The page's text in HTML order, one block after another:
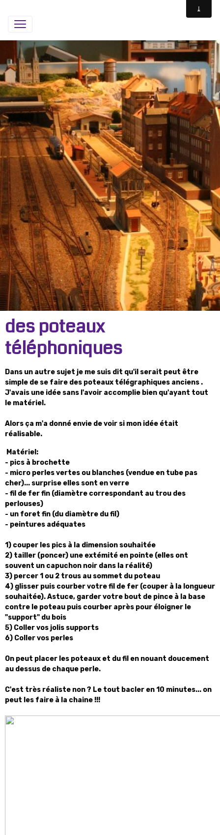
des poteaux
téléphoniques
Dans un autre sujet je me suis dit qu'il serait peut être
simple de se faire des poteaux télégraphiques anciens .
J'avais une idée sans l'avoir accomplie bien qu'ayant tout
le matériel.
Alors ça m'a donné envie de voir si mon idée était
réalisable.
Matériel:
- pics à brochette
- micro perles vertes ou blanches (vendue en tube pas
cher)... surprise elles sont en verre
- fil de fer fin (diamètre correspondant au trou des
perlouses)
- un foret fin (du diamètre du fil)
- peintures adéquates
1) couper les pics à la dimension souhaitée
2) tailler (poncer) une extémité en pointe (elles ont
souvent un capuchon noir dans la réalité)
3) percer 1 ou 2 trous au sommet du poteau
4) glisser puis courber votre fil de fer (couper à la longueur
souhaitée). Astuce, garder votre bout de pince à la base
contre le poteau puis courber après pour éloigner le
"support" du bois
5) Coller vos jolis supports
6) Coller vos perles
On peut placer les poteaux et du fil en nouant doucement
au dessus de chaque perle.
C'est très réaliste non ? Le tout bacler en 10 minutes... on
peut les faire à la chaine !!!